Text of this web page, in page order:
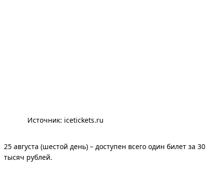
Источник: icetickets.ru
25 августа (шестой день) – доступен всего один билет за 30
тысяч рублей.